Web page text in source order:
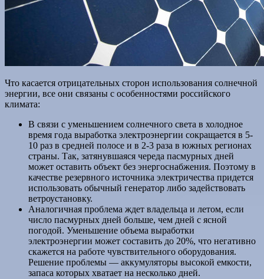
Что касается отрицательных сторон использования солнечной
энергии, все они связаны с особенностями российского
климата:
В связи с уменьшением солнечного света в холодное
время года выработка электроэнергии сокращается в 5-
10 раз в средней полосе и в 2-3 раза в южных регионах
страны. Так, затянувшаяся череда пасмурных дней
может оставить объект без энергоснабжения. Поэтому в
качестве резервного источника электричества придется
использовать обычный генератор либо задействовать
ветроустановку.
Аналогичная проблема ждет владельца и летом, если
число пасмурных дней больше, чем дней с ясной
погодой. Уменьшение объема выработки
электроэнергии может составить до 20%, что негативно
скажется на работе чувствительного оборудования.
Решение проблемы — аккумуляторы высокой емкости,
запаса которых хватает на несколько дней.